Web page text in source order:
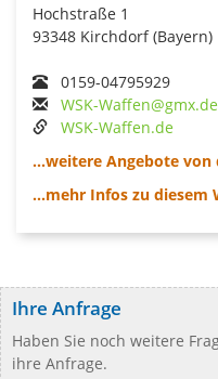
Hochstraße 1
93348 Kirchdorf (Bayern)
0159-04795929
WSK-Waffen@gmx.de
WSK-Waffen.de
...weitere Angebote von
...mehr Infos zu diesem
Ihre Anfrage
Haben Sie noch weitere
ihre Anfrage.